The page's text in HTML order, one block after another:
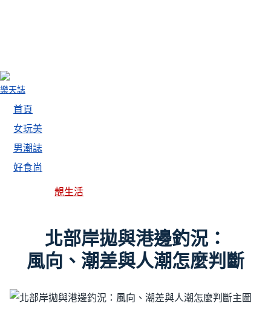
樂天誌
首頁
女玩美
男潮誌
好食尚
靚生活
北部岸拋與港邊釣況：
風向、潮差與人潮怎麼判斷